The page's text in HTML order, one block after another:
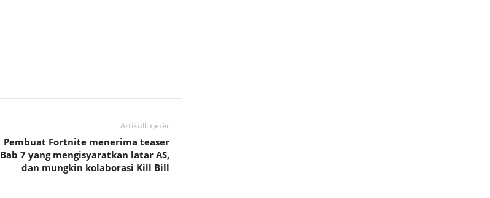
Artikulli tjetër
Pembuat Fortnite menerima teaser
Bab 7 yang mengisyaratkan latar AS,
dan mungkin kolaborasi Kill Bill